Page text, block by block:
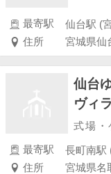
最寄駅
仙台駅 (
住所
宮城県仙
仙台
ヴィラ
式場・
最寄駅
長町南駅
住所
宮城県名